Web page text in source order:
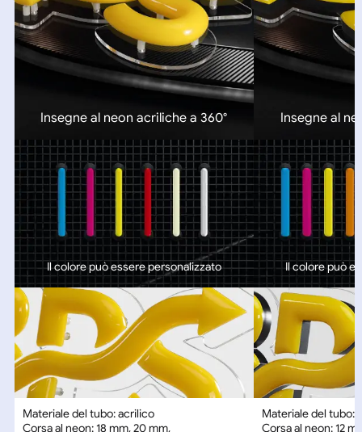
Insegne al neon acriliche a 360° Insegne al
Il colore può essere personalizzato Il colore può
Materiale del tubo: acrilico
Corsa al neon: 18 mm, 20 mm,
Materiale del tubo:
Corsa al neon: 12